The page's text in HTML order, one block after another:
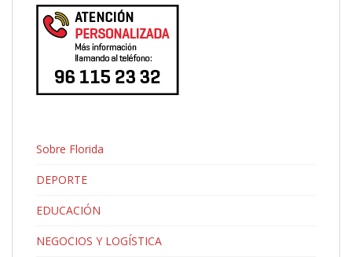
Sobre Florida
DEPORTE
EDUCACIÓN
NEGOCIOS Y LOGÍSTICA